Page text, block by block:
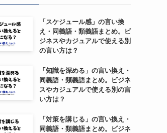
「スケジュール感」の言い換
え・同義語・類義語まとめ。ビ
ジネスやカジュアルで使える別
の言い方は？
「知識を深める」の言い換え・
同義語・類義語まとめ。ビジネ
スやカジュアルで使える別の言
い方は？
「対策を講じる」の言い換え・
同義語・類義語まとめ。ビジネ